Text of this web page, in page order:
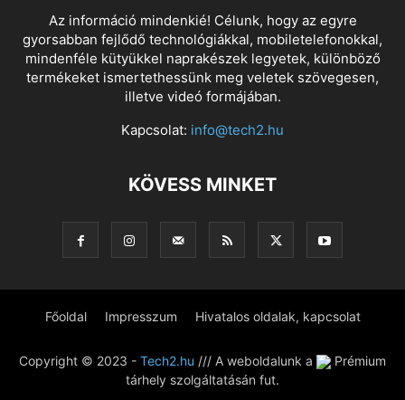
Az információ mindenkié! Célunk, hogy az egyre
gyorsabban fejlődő technológiákkal, mobiletelefonokkal,
mindenféle kütyükkel naprakészek legyetek, különböző
termékeket ismertethessünk meg veletek szövegesen,
illetve videó formájában.
Kapcsolat: info@tech2.hu
KÖVESS MINKET
Főoldal Impresszum Hivatalos oldalak, kapcsolat
Copyright © 2023 - Tech2.hu /// A weboldalunk a
Prémium
tárhely szolgáltatásán fut.